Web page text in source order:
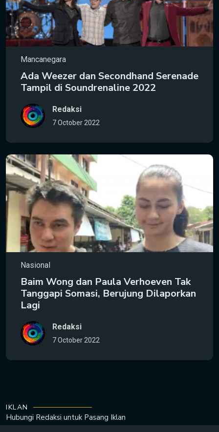
Mancanegara
Ada Weezer dan Secondhand Serenade
Tampil di Soundrenaline 2022
Redaksi
7 October 2022
Nasional
Baim Wong dan Paula Verhoeven Tak
Tanggapi Somasi, Berujung Dilaporkan
Lagi
Redaksi
7 October 2022
IKLAN
Hubungi Redaksi untuk Pasang Iklan